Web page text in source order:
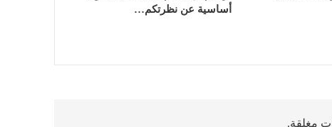
أساسية عن نظرتكم…
مغلقة.